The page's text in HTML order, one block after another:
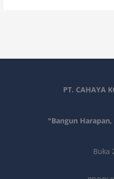
PT. CAHAYA
"Bangun
Buka